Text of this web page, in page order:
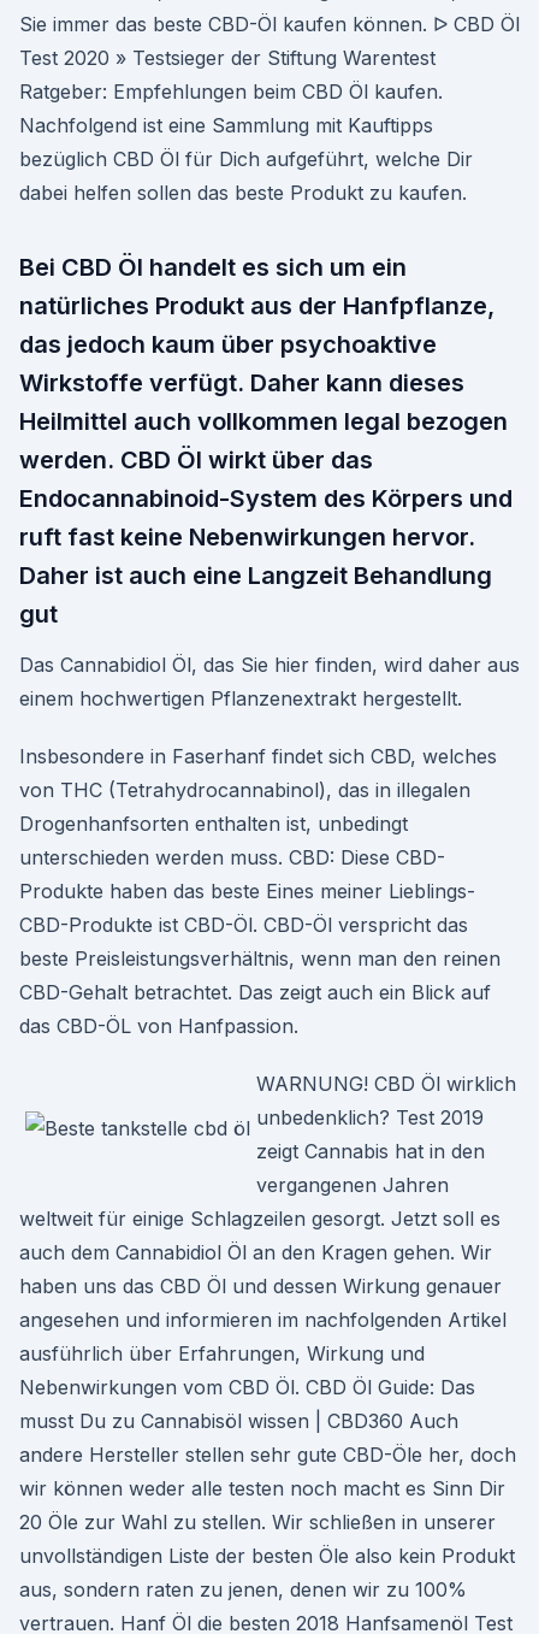
Sie immer das beste CBD-Öl kaufen können. ᐅ CBD Öl
Test 2020 » Testsieger der Stiftung Warentest
Ratgeber: Empfehlungen beim CBD Öl kaufen.
Nachfolgend ist eine Sammlung mit Kauftipps
bezüglich CBD Öl für Dich aufgeführt, welche Dir
dabei helfen sollen das beste Produkt zu kaufen.
Bei CBD Öl handelt es sich um ein
natürliches Produkt aus der Hanfpflanze,
das jedoch kaum über psychoaktive
Wirkstoffe verfügt. Daher kann dieses
Heilmittel auch vollkommen legal bezogen
werden. CBD Öl wirkt über das
Endocannabinoid-System des Körpers und
ruft fast keine Nebenwirkungen hervor.
Daher ist auch eine Langzeit Behandlung
gut
Das Cannabidiol Öl, das Sie hier finden, wird daher aus
einem hochwertigen Pflanzenextrakt hergestellt.
Insbesondere in Faserhanf findet sich CBD, welches
von THC (Tetrahydrocannabinol), das in illegalen
Drogenhanfsorten enthalten ist, unbedingt
unterschieden werden muss. CBD: Diese CBD-
Produkte haben das beste Eines meiner Lieblings-
CBD-Produkte ist CBD-Öl. CBD-Öl verspricht das
beste Preisleistungsverhältnis, wenn man den reinen
CBD-Gehalt betrachtet. Das zeigt auch ein Blick auf
das CBD-ÖL von Hanfpassion.
WARNUNG! CBD Öl wirklich
unbedenklich? Test 2019
zeigt Cannabis hat in den
vergangenen Jahren
weltweit für einige Schlagzeilen gesorgt. Jetzt soll es
auch dem Cannabidiol Öl an den Kragen gehen. Wir
haben uns das CBD Öl und dessen Wirkung genauer
angesehen und informieren im nachfolgenden Artikel
ausführlich über Erfahrungen, Wirkung und
Nebenwirkungen vom CBD Öl. CBD Öl Guide: Das
musst Du zu Cannabisöl wissen | CBD360 Auch
andere Hersteller stellen sehr gute CBD-Öle her, doch
wir können weder alle testen noch macht es Sinn Dir
20 Öle zur Wahl zu stellen. Wir schließen in unserer
unvollständigen Liste der besten Öle also kein Produkt
aus, sondern raten zu jenen, denen wir zu 100%
vertrauen. Hanf Öl die besten 2018 Hanfsamenöl Test